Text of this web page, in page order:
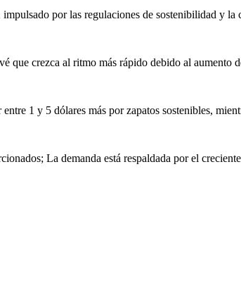
por las regulaciones de sostenibilidad y
que crezca al ritmo más rápido debido al aumento
1 y 5 dólares más por zapatos sostenibles,
La demanda está respaldada por el